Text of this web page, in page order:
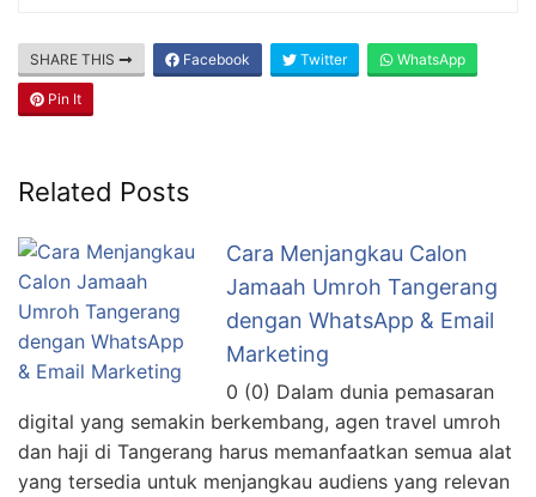
SHARE THIS Facebook Twitter WhatsApp
Pin It
Related Posts
Cara Menjangkau Calon
Jamaah Umroh Tangerang
dengan WhatsApp & Email
Marketing
0 (0) Dalam dunia pemasaran
digital yang semakin berkembang, agen travel umroh
dan haji di Tangerang harus memanfaatkan semua alat
yang tersedia untuk menjangkau audiens yang relevan